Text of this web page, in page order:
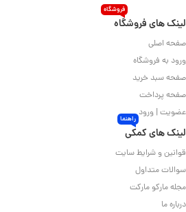
لینک های فروشگاه
فروشگاه
صفحه اصلی
ورود به فروشگاه
صفحه سبد خرید
صفحه پرداخت
عضویت | ورود
لینک های کمکی
راهنما
قوانین و شرایط سایت
سوالات متداول
مجله مارکو مارکت
درباره ما